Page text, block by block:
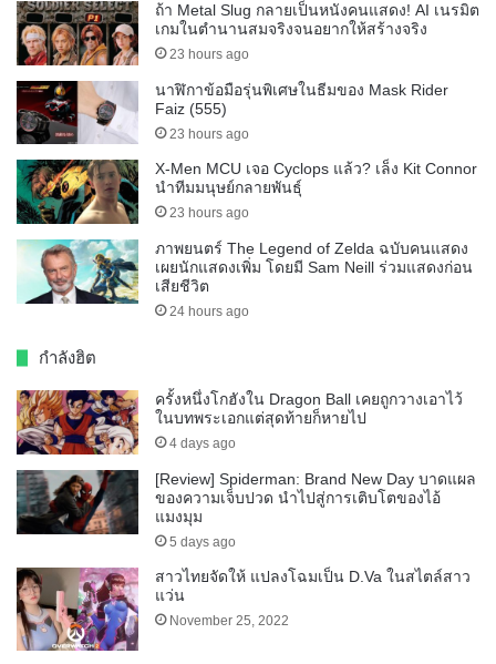
ถ้า Metal Slug กลายเป็นหนังคนแสดง! AI เนรมิต
เกมในตำนานสมจริงจนอยากให้สร้างจริง
23 hours ago
นาฬิกาข้อมือรุ่นพิเศษในธีมของ Mask Rider
Faiz (555)
23 hours ago
X-Men MCU เจอ Cyclops แล้ว? เล็ง Kit Connor
นำทีมมนุษย์กลายพันธุ์
23 hours ago
ภาพยนตร์ The Legend of Zelda ฉบับคนแสดง
เผยนักแสดงเพิ่ม โดยมี Sam Neill ร่วมแสดงก่อน
เสียชีวิต
24 hours ago
กำลังฮิต
ครั้งหนึ่งโกฮังใน Dragon Ball เคยถูกวางเอาไว้
ในบทพระเอกแต่สุดท้ายก็หายไป
4 days ago
[Review] Spiderman: Brand New Day บาดแผล
ของความเจ็บปวด นำไปสู่การเติบโตของไอ้
แมงมุม
5 days ago
สาวไทยจัดให้ แปลงโฉมเป็น D.Va ในสไตล์สาว
แว่น
November 25, 2022